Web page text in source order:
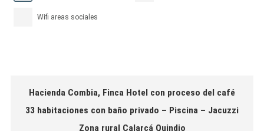
Wifi areas sociales
Hacienda Combia, Finca Hotel con proceso del café
33 habitaciones con baño privado – Piscina – Jacuzzi
Zona rural Calarcá Quindio